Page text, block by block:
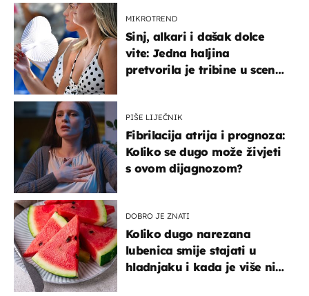
MIKROTREND
Sinj, alkari i dašak dolce
vite: Jedna haljina
pretvorila je tribine u scenu
PIŠE LIJEČNIK
Fibrilacija atrija i prognoza:
Koliko se dugo može živjeti
s ovom dijagnozom?
DOBRO JE ZNATI
Koliko dugo narezana
lubenica smije stajati u
hladnjaku i kada je više nije